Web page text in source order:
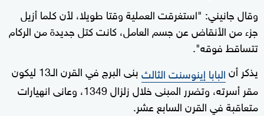
وقال جانيني: "استغرقت العملية وقتا طويلا، لأن كلما أزيل
جزء من الأنقاض عن جسم العامل، كانت كتل جديدة من الركام
تتساقط فوقه".
يذكر أنالبابا إينوسنت الثالث
بنى البرج في القرن الـ13 ليكون
مقر أسرته، وتضرر المبنى خلال زلزال 1349، وعانى انهيارات
متعاقبة في القرن السابع عشر.